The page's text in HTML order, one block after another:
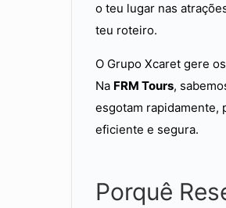
o teu lugar nas
teu roteiro.
O Grupo Xcaret gere
Na FRM Tours,
esgotam rapidamente,
eficiente e segura.
Porquê